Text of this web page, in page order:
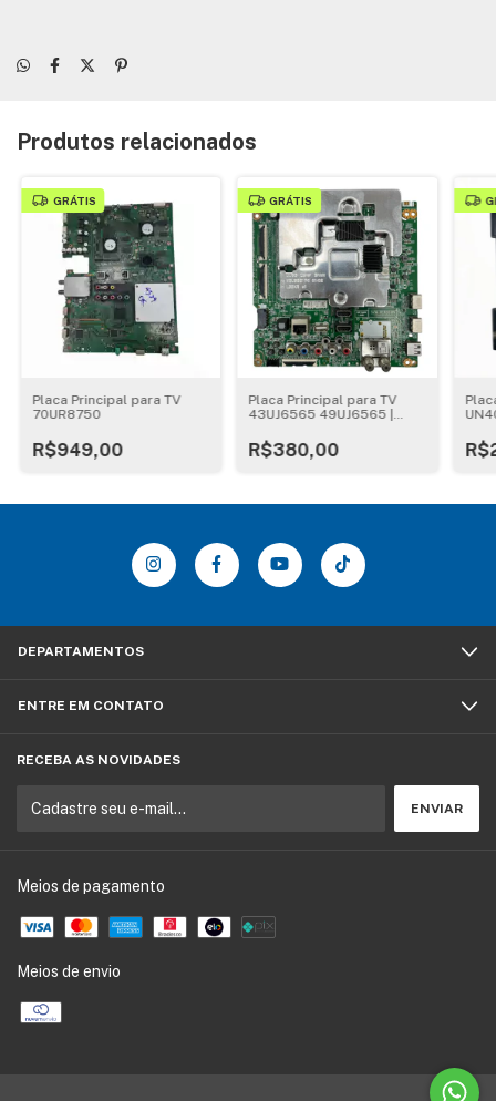
Produtos relacionados
GRÁTIS
Placa Principal para TV
70UR8750
R$949,00
GRÁTIS
Placa Principal para TV
43UJ6565 49UJ6565 |
R$380,00
DEPARTAMENTOS
ENTRE EM CONTATO
RECEBA AS NOVIDADES
Meios de pagamento
Meios de envio